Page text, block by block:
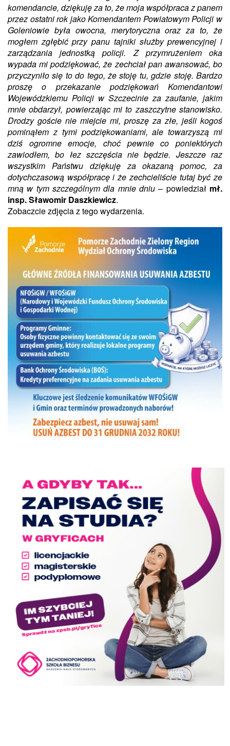
komendancie, dziękuję za to, że moja współpraca z panem
przez ostatni rok jako Komendantem Powiatowym Policji w
Goleniowie była owocna, merytoryczna oraz za to, że
mogłem zgłębić przy panu tajniki służby prewencyjnej i
zarządzania jednostką policji. Z przymrużeniem oka
wypada mi podziękować, że zechciał pan awansować, bo
przyczyniło się to do tego, że stoję tu, gdzie stoję. Bardzo
proszę o przekazanie podziękowań Komendantowi
Wojewódzkiemu Policji w Szczecinie za zaufanie, jakim
mnie obdarzył, powierzając mi to zaszczytne stanowisko.
Drodzy goście nie miejcie mi, proszę za złe, jeśli kogoś
pominąłem z tymi podziękowaniami, ale towarzyszą mi
dziś ogromne emocje, choć pewnie co poniektórych
zawiodłem, bo łez szczęścia nie będzie. Jeszcze raz
wszystkim Państwu dziękuję za okazaną pomoc, za
dotychczasową współpracę i że zechcieliście tutaj być ze
mną w tym szczególnym dla mnie dniu – powiedział mł.
insp. Sławomir Daszkiewicz.
Zobaczcie zdjęcia z tego wydarzenia.